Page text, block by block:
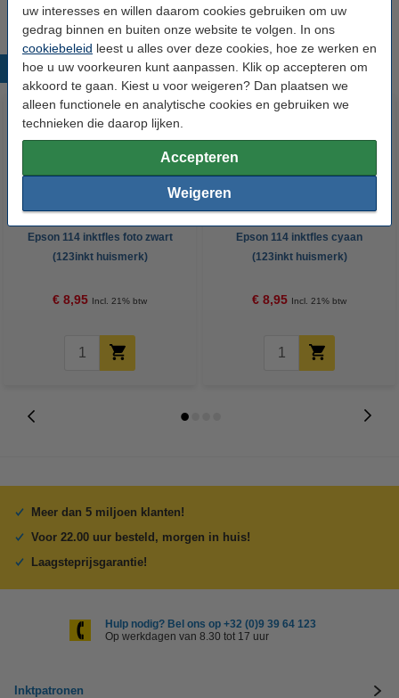
uw interesses en willen daarom cookies gebruiken om uw
gedrag binnen en buiten onze website te volgen. In ons
cookiebeleid leest u alles over deze cookies, hoe ze werken en
hoe u uw voorkeuren kunt aanpassen. Klik op accepteren om
akkoord te gaan. Kiest u voor weigeren? Dan plaatsen we
alleen functionele en analytische cookies en gebruiken we
technieken die daarop lijken.
Accepteren
Weigeren
Populaire producten
Epson 114 inktfles foto zwart
(123inkt huismerk)
€ 8,95 Incl. 21% btw
Epson 114 inktfles cyaan
(123inkt huismerk)
€ 8,95 Incl. 21% btw
Meer dan 5 miljoen klanten!
Voor 22.00 uur besteld, morgen in huis!
Laagsteprijsgarantie!
Hulp nodig? Bel ons op +32 (0)9 39 64 123
Op werkdagen van 8.30 tot 17 uur
Inktpatronen